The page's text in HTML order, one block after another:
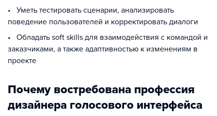
• Уметь тестировать сценарии, анализировать
поведение пользователей и корректировать диалоги
• Обладать soft skills для взаимодействия с командой и
заказчиками, а также адаптивностью к изменениям в
проекте
Почему востребована профессия
дизайнера голосового интерфейса